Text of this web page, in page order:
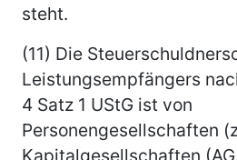
steht.
(11) Die
Leistungsempfängers
4 Satz 1 UStG ist von
Personengesellschaften
Kapitalgesellschaften